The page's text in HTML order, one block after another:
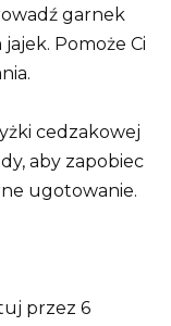
garnek
Pomoże Ci
cedzakowej
aby zapobiec
ugotowanie.
przez 6